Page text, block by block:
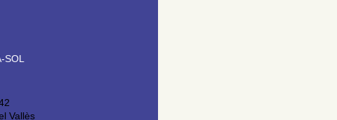
SOL
Vallès